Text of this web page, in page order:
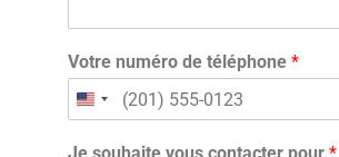
Votre numéro de téléphone *